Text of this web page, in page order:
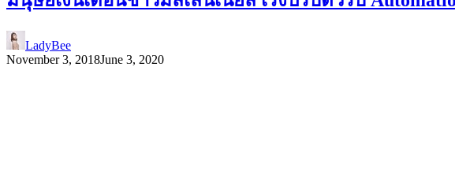
LadyBee
November 3, 2018June 3, 2020